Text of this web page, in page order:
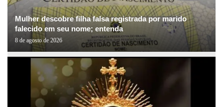
Mulher descobre filha falsa registrada por marido
falecido em seu nome; entenda
8 de agosto de 2026